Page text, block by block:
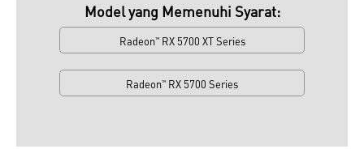
Model yang Memenuhi Syarat:
Radeon™RX 5700 XT Series
Radeon™ RX 5700 Series